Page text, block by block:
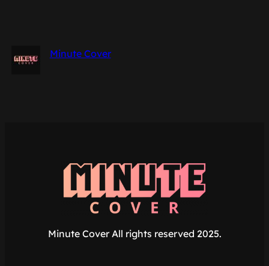
Minute Cover
Minute Cover All rights reserved 2025.